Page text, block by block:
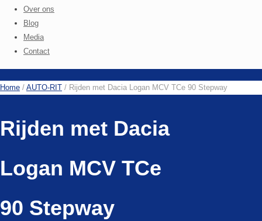
Over ons
Blog
Media
Contact
Home / AUTO-RIT / Rijden met Dacia Logan MCV TCe 90 Stepway
Rijden met Dacia
Logan MCV TCe
90 Stepway